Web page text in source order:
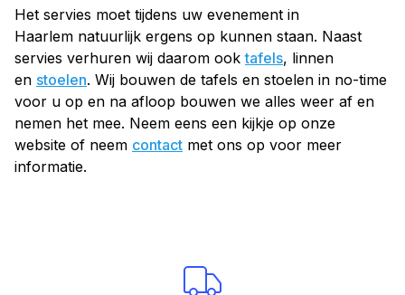
Het servies moet tijdens uw evenement in
Haarlem natuurlijk ergens op kunnen staan. Naast
servies verhuren wij daarom ooktafels, linnen
en stoelen. Wij bouwen de tafels en stoelen in no-time
voor u op en na afloop bouwen we alles weer af en
nemen het mee. Neem eens een kijkje op onze
website of neem contact met ons op voor meer
informatie.